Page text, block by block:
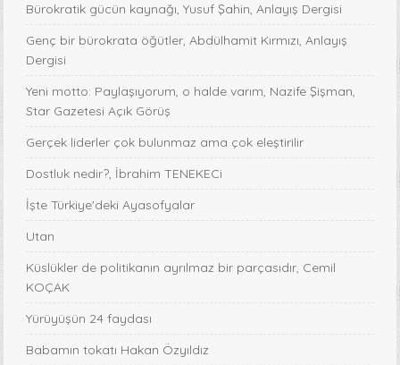
Bürokratik gücün kaynağı, Yusuf Şahin, Anlayış Dergisi
Genç bir bürokrata öğütler, Abdülhamit Kırmızı, Anlayış
Dergisi
Yeni motto: Paylaşıyorum, o halde varım, Nazife Şişman,
Star Gazetesi Açık Görüş
Gerçek liderler çok bulunmaz ama çok eleştirilir
Dostluk nedir?, İbrahim TENEKECi
İşte Türkiye'deki Ayasofyalar
Utan
Küslükler de politikanın ayrılmaz bir parçasıdır, Cemil
KOÇAK
Yürüyüşün 24 faydası
Babamın tokatı Hakan Özyıldız